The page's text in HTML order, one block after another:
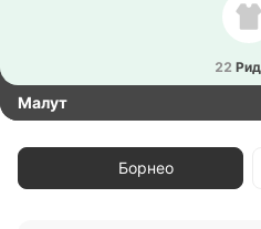
22
Малут
Борнео